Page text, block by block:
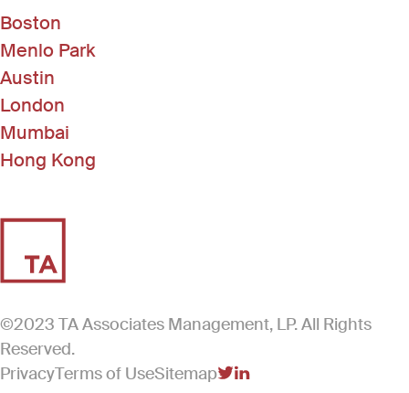
Boston
Menlo Park
Austin
London
Mumbai
Hong Kong
©2023 TA Associates Management, LP. All Rights
Reserved.
PrivacyTerms of UseSitemap